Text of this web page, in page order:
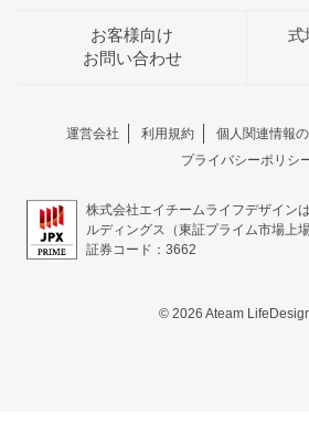
お客様向け
お問い合わせ
式
運営会社 利用規約
個人関連情報
プライバシーポリシ
株式会社エイチームライフデザイン
ルディングス（東証プライム市場上
証券コード：3662
© 2026 Ateam